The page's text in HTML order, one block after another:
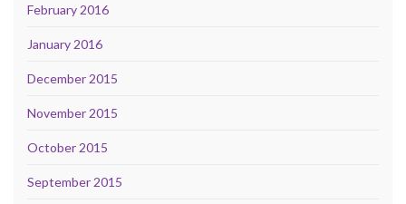
February 2016
January 2016
December 2015
November 2015
October 2015
September 2015